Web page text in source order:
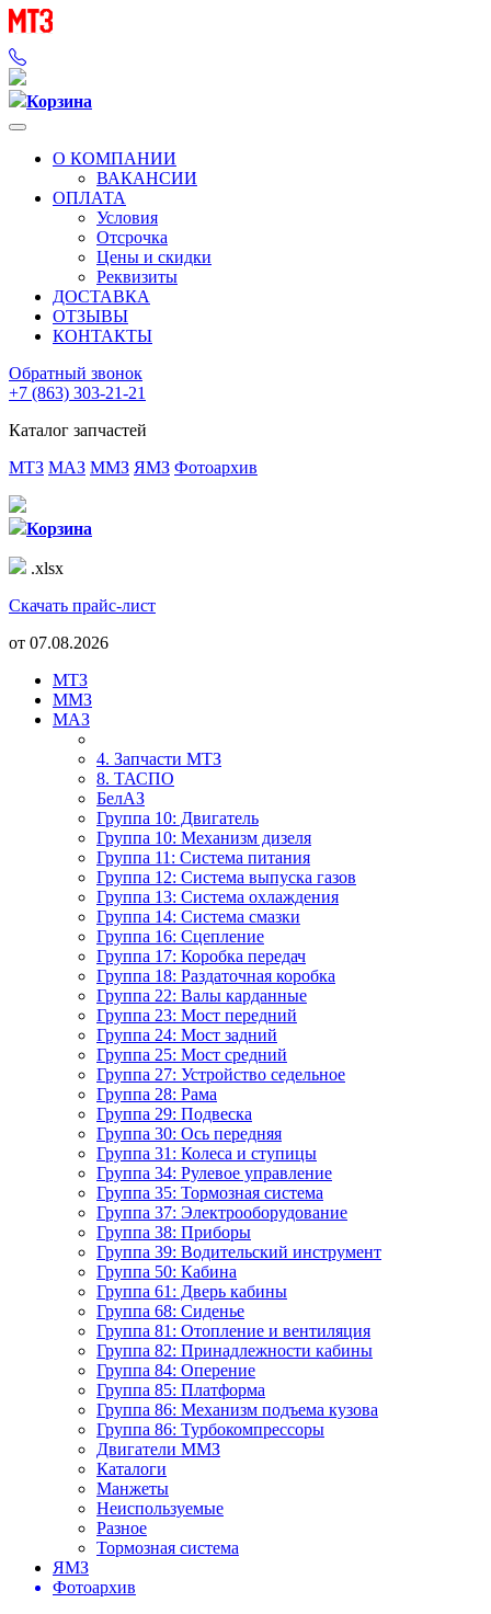
Корзина
О КОМПАНИИ
ВАКАНСИИ
ОПЛАТА
Условия
Отсрочка
Цены и скидки
Реквизиты
ДОСТАВКА
ОТЗЫВЫ
КОНТАКТЫ
Обратный звонок
+7 (863) 303-21-21
Каталог запчастей
МТЗ МАЗ ММЗ ЯМЗ Фотоархив
Корзина
.xlsx
Скачать прайс-лист
от 07.08.2026
МТЗ
ММЗ
МАЗ
4. Запчасти МТЗ
8. ТАСПО
БелАЗ
Группа 10: Двигатель
Группа 10: Механизм дизеля
Группа 11: Система питания
Группа 12: Система выпуска газов
Группа 13: Система охлаждения
Группа 14: Система смазки
Группа 16: Сцепление
Группа 17: Коробка передач
Группа 18: Раздаточная коробка
Группа 22: Валы карданные
Группа 23: Мост передний
Группа 24: Мост задний
Группа 25: Мост средний
Группа 27: Устройство седельное
Группа 28: Рама
Группа 29: Подвеска
Группа 30: Ось передняя
Группа 31: Колеса и ступицы
Группа 34: Рулевое управление
Группа 35: Тормозная система
Группа 37: Электрооборудование
Группа 38: Приборы
Группа 39: Водительский инструмент
Группа 50: Кабина
Группа 61: Дверь кабины
Группа 68: Сиденье
Группа 81: Отопление и вентиляция
Группа 82: Принадлежности кабины
Группа 84: Оперение
Группа 85: Платформа
Группа 86: Механизм подъема кузова
Группа 86: Турбокомпрессоры
Двигатели ММЗ
Каталоги
Манжеты
Неиспользуемые
Разное
Тормозная система
ЯМЗ
Фотоархив